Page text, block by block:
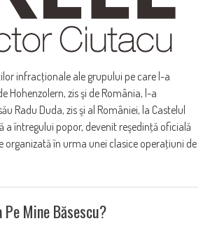
infracţionale ale grupului pe care l-a
Hohenzolern, zis şi de România, l-a
Radu Duda, zis şi al României, la Castelul
a întregului popor, devenit reşedinţă oficială
organizată în urma unei clasice operaţiuni de
Pe Mine Băsescu?